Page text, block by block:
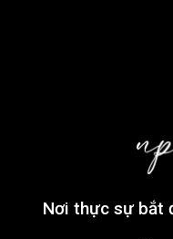
Nơi thực sự bắt